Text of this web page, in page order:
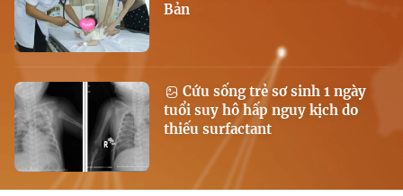
Bản
Cứu sống trẻ sơ sinh 1 ngày
tuổi suy hô hấp nguy kịch do
thiếu surfactant